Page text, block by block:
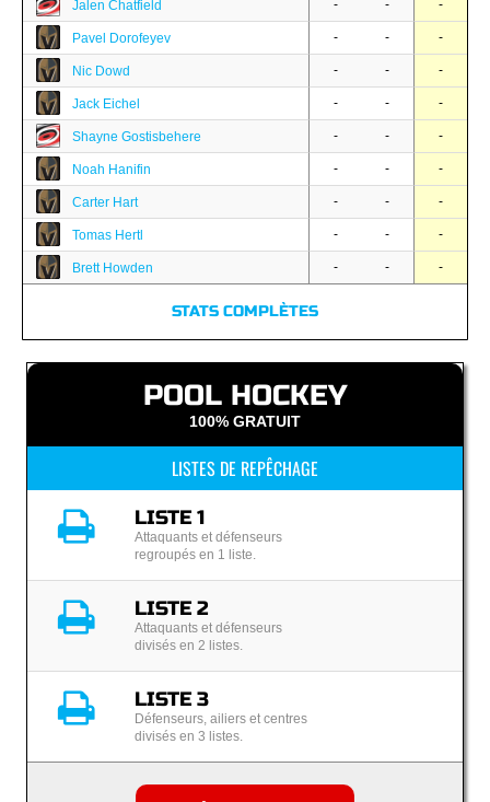
Jalen Chatfield - - -
Pavel Dorofeyev - - -
Nic Dowd - - -
Jack Eichel - - -
Shayne Gostisbehere - - -
Noah Hanifin - - -
Carter Hart - - -
Tomas Hertl - - -
Brett Howden - - -
STATS COMPLÈTES
POOL HOCKEY
100% GRATUIT
LISTES DE REPÊCHAGE
LISTE 1
Attaquants et défenseurs
regroupés en 1 liste.
LISTE 2
Attaquants et défenseurs
divisés en 2 listes.
LISTE 3
Défenseurs, ailiers et centres
divisés en 3 listes.